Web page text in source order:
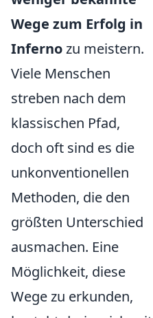
Wege zum Erfolg in
Infernozu meistern.
Viele Menschen
streben nach dem
klassischen Pfad,
doch oft sind es die
unkonventionellen
Methoden, die den
größten Unterschied
ausmachen. Eine
Möglichkeit, diese
Wege zu erkunden,